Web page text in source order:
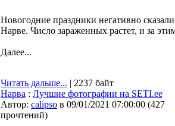
Новогодние праздники негативно
Нарве. Число зараженных растет, и за
Далее...
Читать дальше... | 2237 байт
Нарва : Лучшие фотографии на SETI.ee
Автор: calipso в 09/01/2021 07:00:00 (427
прочтений)